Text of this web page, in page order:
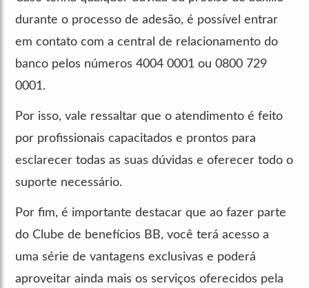
durante o processo de adesão, é possível entrar
em contato com a central de relacionamento do
banco pelos números 4004 0001 ou 0800 729
0001.
Por isso, vale ressaltar que o atendimento é feito
por profissionais capacitados e prontos para
esclarecer todas as suas dúvidas e oferecer todo o
suporte necessário.
Por fim, é importante destacar que ao fazer parte
do Clube de benefícios BB, você terá acesso a
uma série de vantagens exclusivas e poderá
aproveitar ainda mais os serviços oferecidos pela